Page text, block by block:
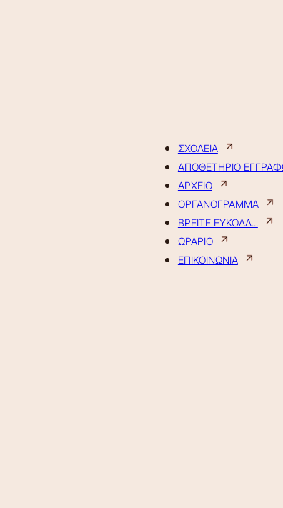
ΣΧΟΛΕΙΑ
ΑΠΟΘΕΤΗΡΙΟ
ΑΡΧΕΙΟ
ΟΡΓΑΝΟΓΡΑΜΜΑ
ΒΡΕΙΤΕ ΕΥΚΟΛΑ...
ΩΡΑΡΙΟ
ΕΠΙΚΟΙΝΩΝΙΑ